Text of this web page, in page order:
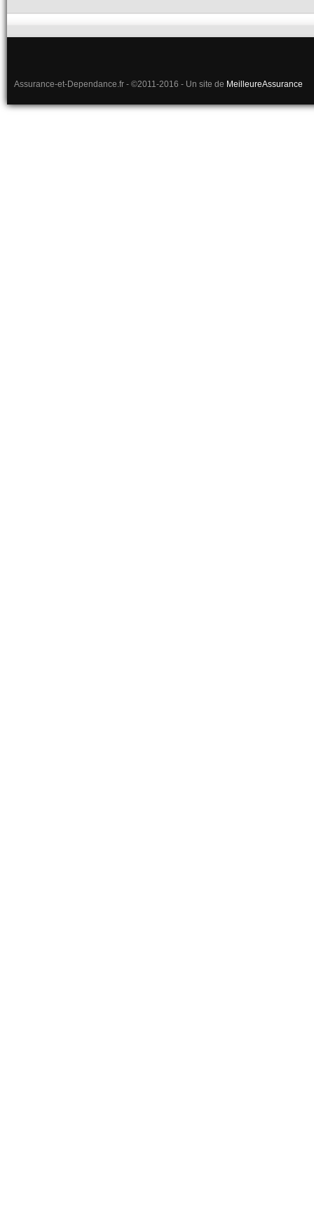
Assurance-et-Dependance.fr - ©2011-2016 - Un site de MeilleureAssurance